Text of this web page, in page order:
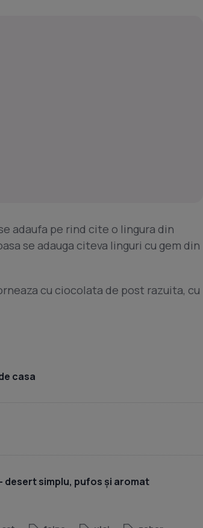
adaufa pe rind cite o lingura din
se adauga citeva linguri cu gem din
cu ciocolata de post razuita, cu
casa
desert simplu, pufos și aromat